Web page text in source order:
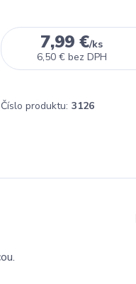
7,99 €/ks
6,50 € bez DPH
Číslo produktu: 3126